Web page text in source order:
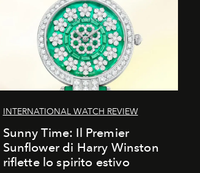
INTERNATIONAL WATCH REVIEW
Sunny Time: Il Premier
Sunflower di Harry Winston
riflette lo spirito estivo